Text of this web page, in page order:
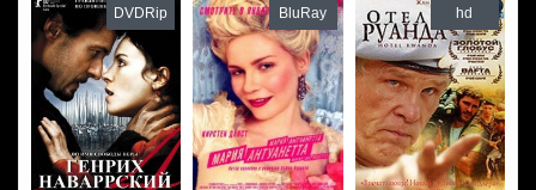
DVDRip BluRay hd